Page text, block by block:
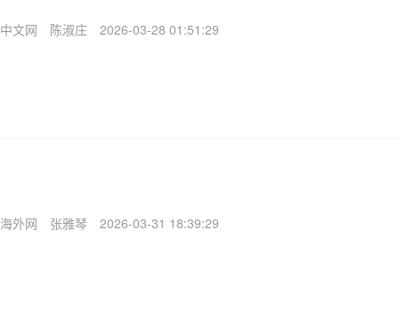
中文网 陈淑庄 2026-03-28 01:51:29
海外网 张雅琴 2026-03-31 18:39:29